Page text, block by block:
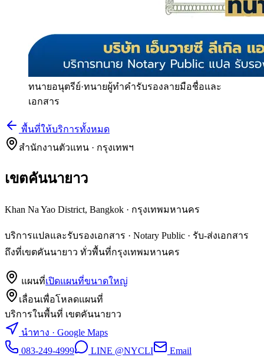
ทนายอนุตรีย์·ทนายผู้ทำคำรับรองลายมือชื่อและ
เอกสาร
พื้นที่ให้บริการทั้งหมด
สำนักงานตัวแทน · กรุงเทพฯ
เขตคันนายาว
Khan Na Yao District, Bangkok · กรุงเทพมหานคร
บริการแปลและรับรองเอกสาร · Notary Public · รับ-ส่งเอกสาร
ถึงที่เขตคันนายาว ทั่วพื้นที่กรุงเทพมหานคร
แผนที่เปิดแผนที่ขนาดใหญ่
เลื่อนเพื่อโหลดแผนที่
บริการในพื้นที่ เขตคันนายาว
นำทาง · Google Maps
083-249-4999
LINE @NYCLI Email